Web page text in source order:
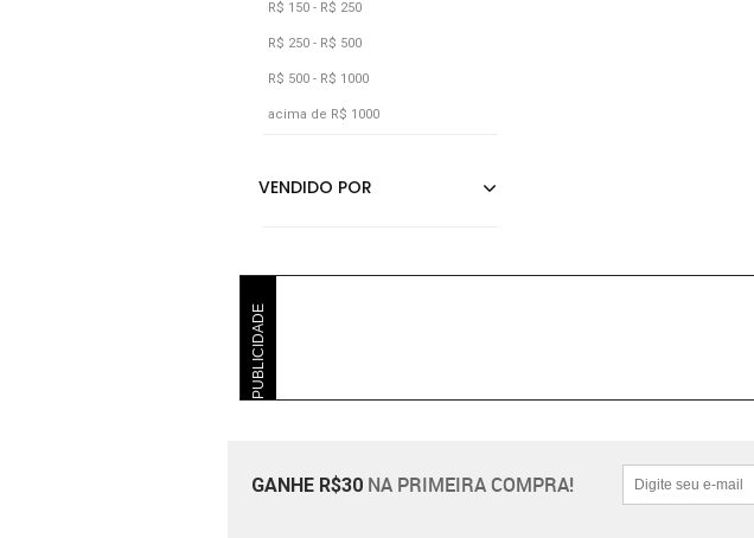
R$ 150 - R$ 250
R$ 250 - R$ 500
R$ 500 - R$ 1000
acima de R$ 1000
PUBLICIDADE
GANHE R$30 NA PRIMEIRA COMPRA!